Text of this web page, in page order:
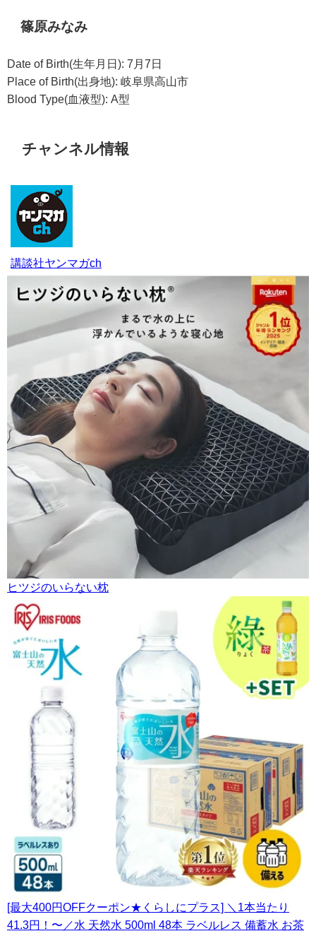
篠原みなみ
Date of Birth(生年月日): 7月7日
Place of Birth(出身地): 岐阜県高山市
Blood Type(血液型): A型
チャンネル情報
講談社ヤンマガch
ヒツジのいらない枕
[最大400円OFFクーポン★くらしにプラス] ＼1本当たり
41.3円！〜／水 天然水 500ml 48本 ラベルレス 備蓄水 お茶